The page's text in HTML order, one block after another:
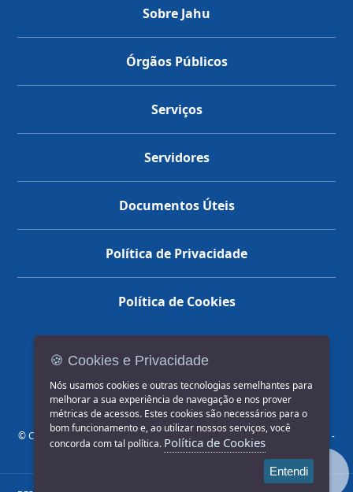
Sobre Jahu
Órgãos Públicos
Serviços
Servidores
Documentos Úteis
Política de Privacidade
Política de Cookies
© COPYRIGHT 2026, Prefeitura Municipal de Jahu | Rua Paissandu, 444 -
Centro CEP: 17201-900
🍪 Cookies e Privacidade
Nós usamos cookies e outras tecnologias semelhantes para
melhorar a sua experiência de navegação e nos prover
métricas de acessos. Estes cookies são necessários para o
bom funcionamento e, ao utilizar nossos serviços, você
concorda com tal política. Política de Cookies
Entendi